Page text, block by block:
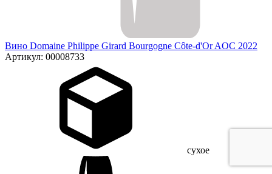
Вино Domaine Philippe Girard Bourgogne Côte-d'Or AOC 2022
Артикул: 00008733
сухое